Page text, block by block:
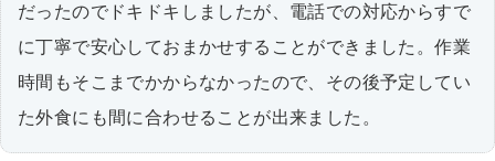
だったのでドキドキしましたが、電話での対応からすで
に丁寧で安心しておまかせすることができました。作業
時間もそこまでかからなかったので、その後予定してい
た外食にも間に合わせることが出来ました。